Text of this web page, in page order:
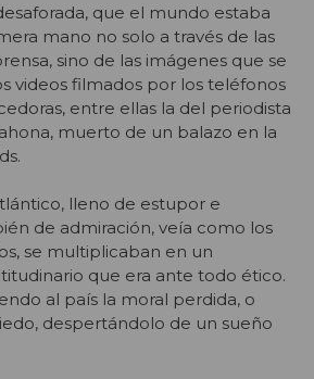
que el mundo estaba
mano no solo a través de las
sino de las imágenes que se
videos filmados por los teléfonos
entre ellas la del periodista
muerto de un balazo en la
lleno de estupor e
de admiración, veía como los
se multiplicaban en un
que era ante todo ético.
al país la moral perdida, o
despertándolo de un sueño